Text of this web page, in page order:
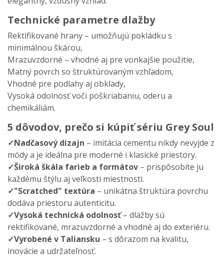
Technické parametre dlažby
Rektifikované hrany – umožňujú pokládku s
minimálnou škárou,
Mrazuvzdorné – vhodné aj pre vonkajšie použitie,
Matný povrch so štruktúrovaným vzhľadom,
Vhodné pre podlahy aj obklady,
Vysoká odolnosť voči poškriabaniu, oderu a
chemikáliám.
5 dôvodov, prečo si kúpiť sériu Grey Soul
✓Nadčasový dizajn – imitácia cementu nikdy nevyjde z
módy a je ideálna pre moderné i klasické priestory.
✓Široká škála farieb a formátov – prispôsobíte ju
každému štýlu aj veľkosti miestnosti.
✓"Scratched" textúra – unikátna štruktúra povrchu
dodáva priestoru autenticitu.
✓Vysoká technická odolnosť – dlažby sú
rektifikované, mrazuvzdorné a vhodné aj do exteriéru.
✓Vyrobené v Taliansku – s dôrazom na kvalitu,
inovácie a udržateľnosť.